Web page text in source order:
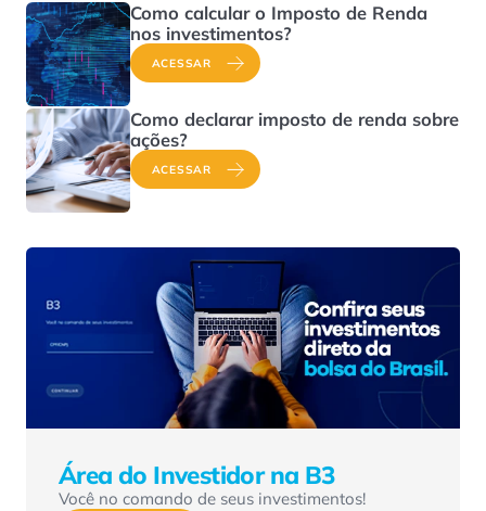
Como calcular o Imposto de Renda
nos investimentos?
ACESSAR
Como declarar imposto de renda sobre
ações?
ACESSAR
Área do Investidor na B3
Você no comando de seus investimentos!